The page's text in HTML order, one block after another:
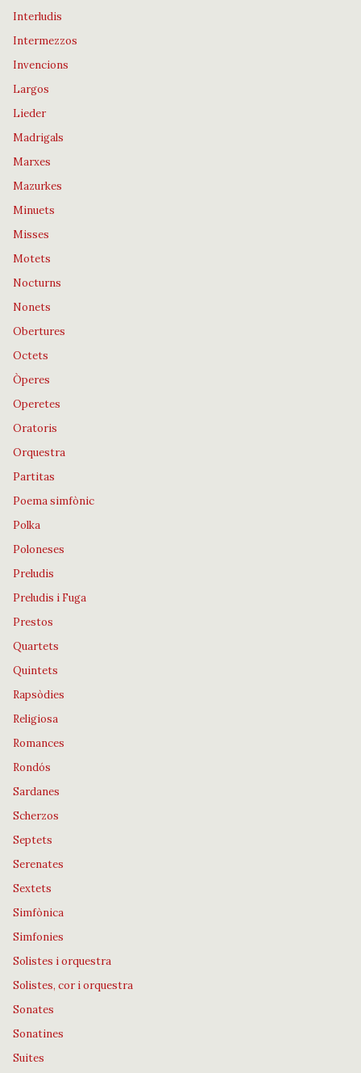
Interludis
Intermezzos
Invencions
Largos
Lieder
Madrigals
Marxes
Mazurkes
Minuets
Misses
Motets
Nocturns
Nonets
Obertures
Octets
Òperes
Operetes
Oratoris
Orquestra
Partitas
Poema simfònic
Polka
Poloneses
Preludis
Preludis i Fuga
Prestos
Quartets
Quintets
Rapsòdies
Religiosa
Romances
Rondós
Sardanes
Scherzos
Septets
Serenates
Sextets
Simfònica
Simfonies
Solistes i orquestra
Solistes, cor i orquestra
Sonates
Sonatines
Suites